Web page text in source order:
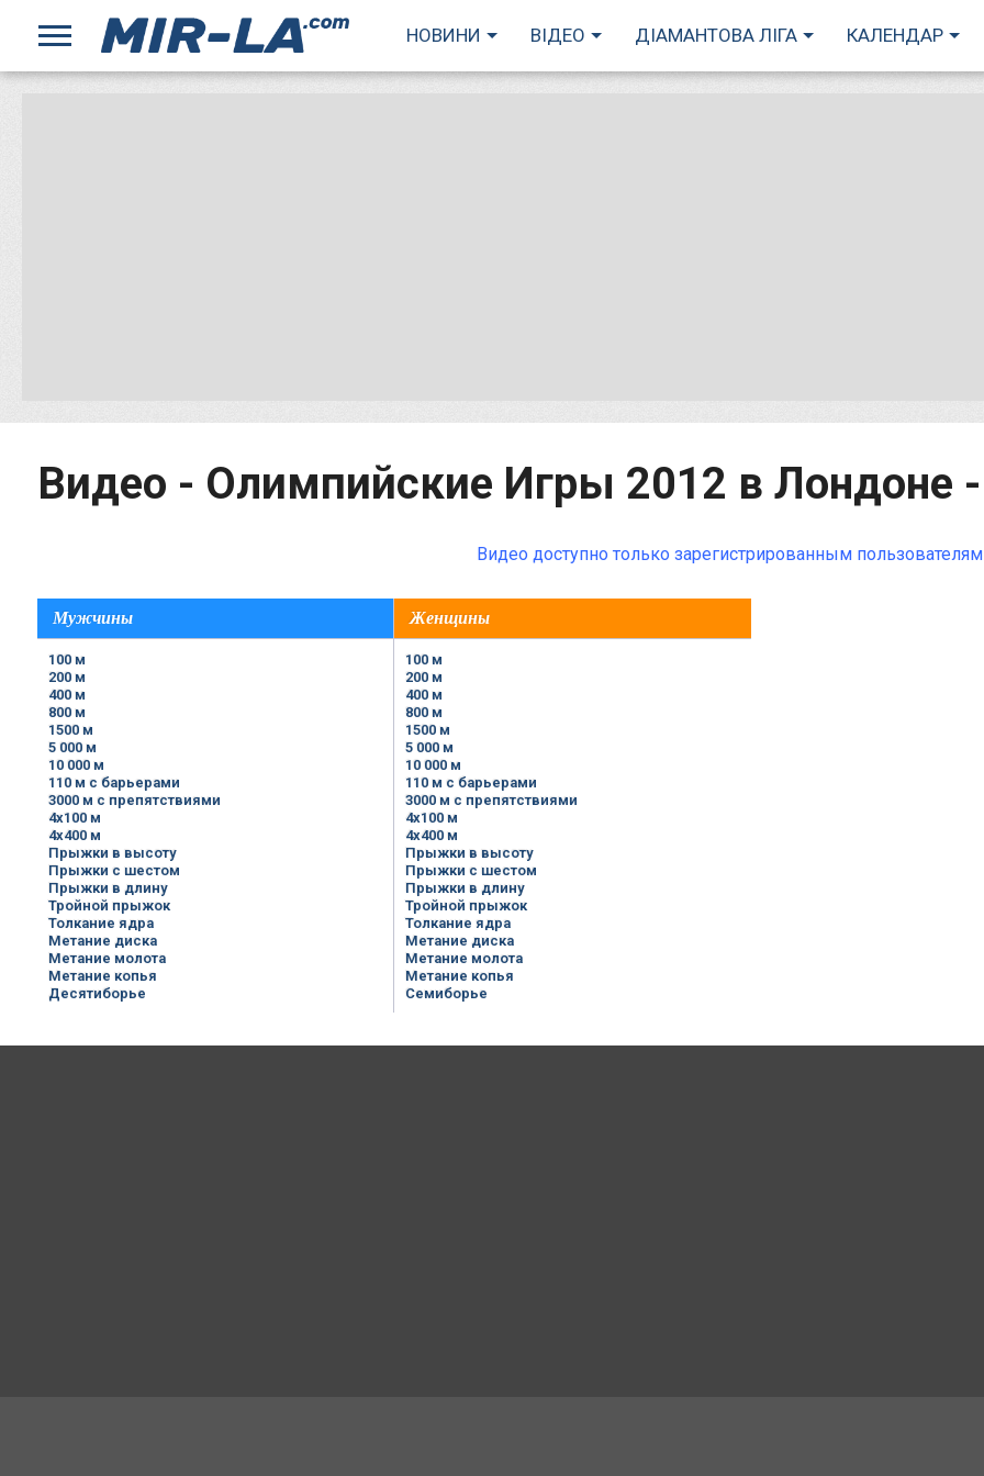
НОВИНИ ВІДЕО ДІАМАНТОВА ЛІГА КАЛЕНДАР
Видео - Олимпийские Игры 2012 в Лондоне -
Видео доступно только зарегистрированным
Мужчины Женщины
100 м
200 м
400 м
800 м
1500 м
5 000 м
10 000 м
110 м с барьерами
3000 м с препятствиями
4x100 м
4x400 м
Прыжки в высоту
Прыжки с шестом
Прыжки в длину
Тройной прыжок
Толкание ядра
Метание диска
Метание молота
Метание копья
Десятиборье
100 м
200 м
400 м
800 м
1500 м
5 000 м
10 000 м
110 м с барьерами
3000 м с препятствиями
4x100 м
4x400 м
Прыжки в высоту
Прыжки с шестом
Прыжки в длину
Тройной прыжок
Толкание ядра
Метание диска
Метание молота
Метание копья
Семиборье